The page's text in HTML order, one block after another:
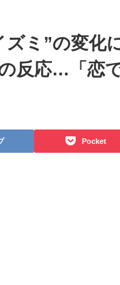
ミ”の変化
反応…「恋
Pocket